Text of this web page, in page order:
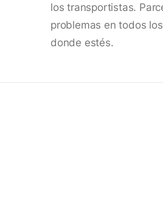
los transportistas.
problemas en todos
donde estés.